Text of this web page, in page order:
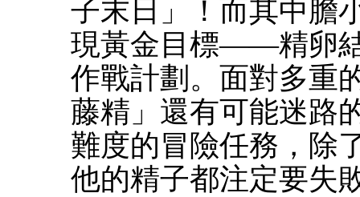
子末日」！而其中膽
現黃金目標——精卵
作戰計劃。面對多重
藤精」還有可能迷路
難度的冒險任務，除
他的精子都注定要失